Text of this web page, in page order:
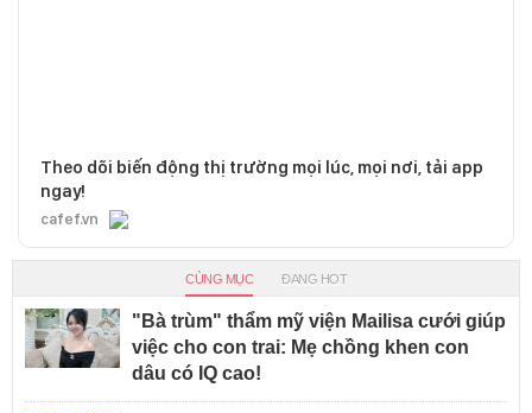
Theo dõi biến động thị trường mọi lúc, mọi nơi, tải app
ngay!
cafef.vn
CÙNG MỤC ĐANG HOT
"Bà trùm" thẩm mỹ viện Mailisa cưới giúp
việc cho con trai: Mẹ chồng khen con
dâu có IQ cao!